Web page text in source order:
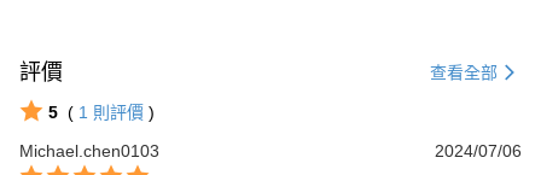
評價 查看全部
5 ( 1 則評價 )
Michael.chen0103
2024/07/06